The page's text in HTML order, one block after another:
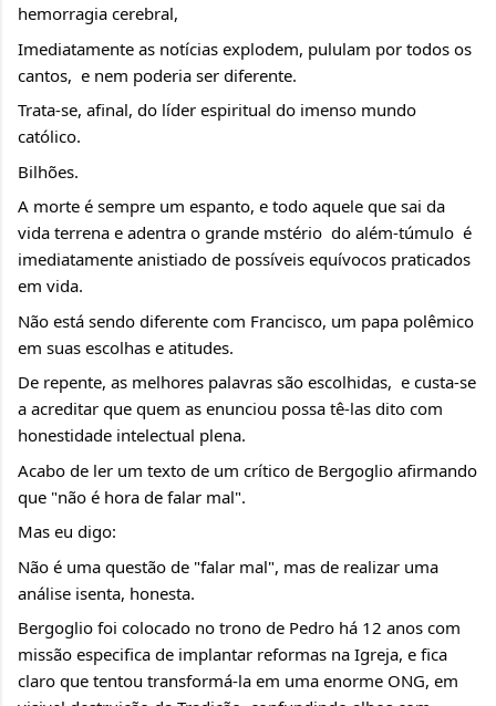
hemorragia cerebral,
Imediatamente as notícias explodem, pululam por todos os
cantos,  e nem poderia ser diferente.
Trata-se, afinal, do líder espiritual do imenso mundo
católico.
Bilhões.
A morte é sempre um espanto, e todo aquele que sai da
vida terrena e adentra o grande mstério  do além-túmulo  é
imediatamente anistiado de possíveis equívocos praticados
em vida.
Não está sendo diferente com Francisco, um papa polêmico
em suas escolhas e atitudes.
De repente, as melhores palavras são escolhidas,  e custa-se
a acreditar que quem as enunciou possa tê-las dito com
honestidade intelectual plena.
Acabo de ler um texto de um crítico de Bergoglio afirmando
que "não é hora de falar mal".
Mas eu digo:
Não é uma questão de "falar mal", mas de realizar uma
análise isenta, honesta.
Bergoglio foi colocado no trono de Pedro há 12 anos com
missão especifica de implantar reformas na Igreja, e fica
claro que tentou transformá-la em uma enorme ONG, em